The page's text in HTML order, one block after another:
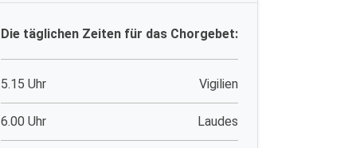
Die täglichen Zeiten für das Chorgebet:
5.15 Uhr Vigilien
6.00 Uhr Laudes